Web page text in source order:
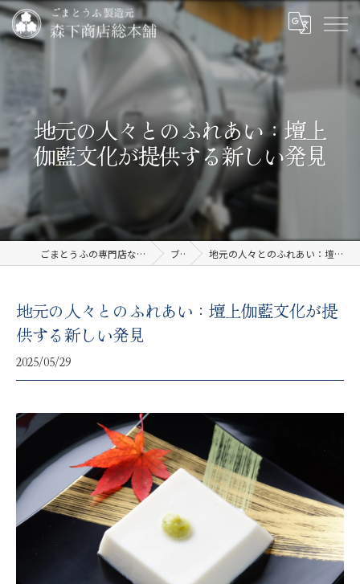
地元の人々とのふれあい：壇上
伽藍文化が提供する新しい発見
ごまとうふの専門店なら有限会社森下商店総本舗 ブログ 地元の人々とのふれあい：壇上伽藍文化が提供する新しい発見
地元の人々とのふれあい：壇上伽藍文化が提
供する新しい発見
2025/05/29